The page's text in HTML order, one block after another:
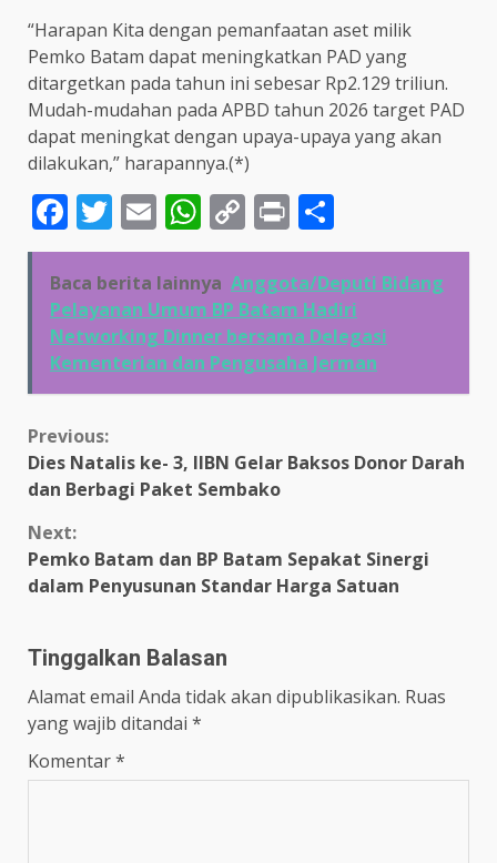
“Harapan Kita dengan pemanfaatan aset milik
Pemko Batam dapat meningkatkan PAD yang
ditargetkan pada tahun ini sebesar Rp2.129 triliun.
Mudah-mudahan pada APBD tahun 2026 target PAD
dapat meningkat dengan upaya-upaya yang akan
dilakukan,” harapannya.(*)
Facebook
Twitter
EmailWhatsApp
Copy
Link
Print
Baca berita lainnya Anggota/Deputi Bidang
Pelayanan Umum BP Batam Hadiri
Networking Dinner bersama Delegasi
Kementerian dan Pengusaha Jerman
Continue
Reading
Previous:
Dies Natalis ke- 3, IIBN Gelar Baksos Donor Darah
dan Berbagi Paket Sembako
Next:
Pemko Batam dan BP Batam Sepakat Sinergi
dalam Penyusunan Standar Harga Satuan
Tinggalkan Balasan
Alamat email Anda tidak akan dipublikasikan. Ruas
yang wajib ditandai *
Komentar*